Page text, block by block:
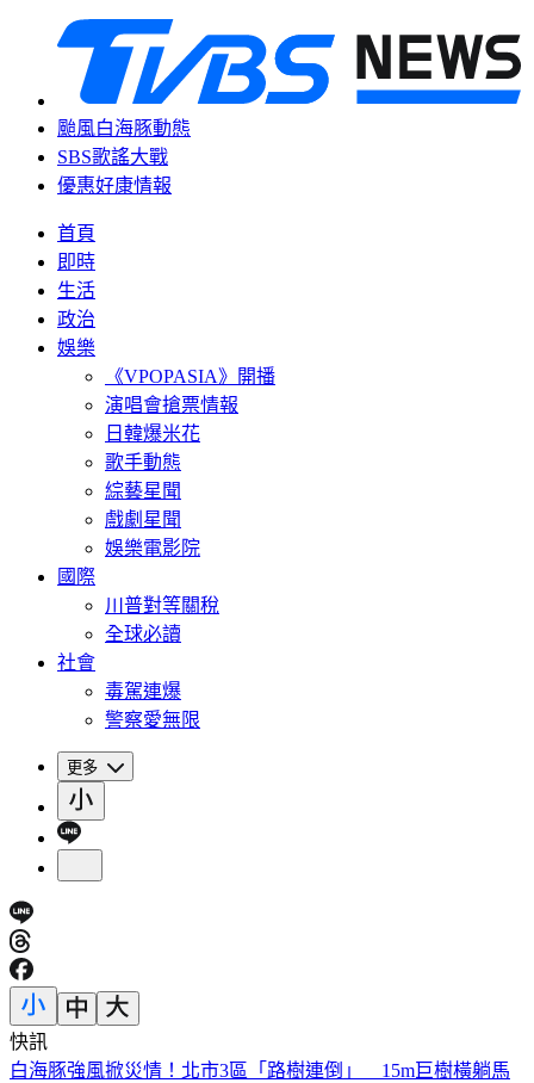
颱風白海豚動態
SBS歌謠大戰
優惠好康情報
首頁
即時
生活
政治
娛樂
《VPOPASIA》開播
演唱會搶票情報
日韓爆米花
歌手動態
綜藝星聞
戲劇星聞
娛樂電影院
國際
川普對等關稅
全球必讀
社會
毒駕連爆
警察愛無限
更多
快訊
熊本再傳規模4.2地震！深度僅10km「極淺層狂搖」 最大震